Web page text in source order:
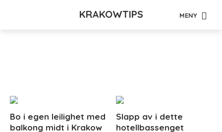
KRAKOWTIPS MENY
Bo i egen leilighet med
balkong midt i Krakow
Slapp av i dette
hotellbassenget